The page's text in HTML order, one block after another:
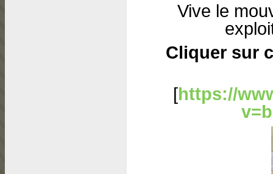
Vive le
Cliquer sur
[https://